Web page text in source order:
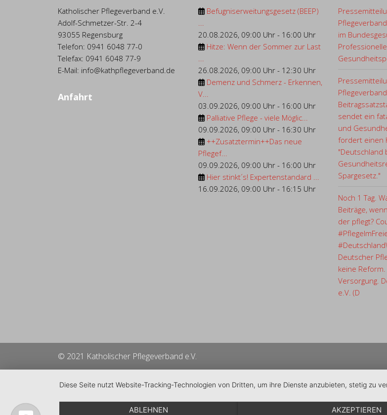
Katholischer Pflegeverband e.V.
Adolf-Schmetzer-Str. 2-4
93055 Regensburg
Telefon: 0941 6048 77-0
Telefax: 0941 6048 77-9
E-Mail: info@kathpflegeverband.de
Anfahrt
Befugniserweitungsgesetz (BEEP)
...
20.08.2026, 09:00 Uhr- 16:00 Uhr
Hitze: Wenn der Sommer zur Last
...
26.08.2026, 09:00 Uhr- 12:30 Uhr
Demenz und Schmerz - Erkennen,
V...
03.09.2026, 09:00 Uhr- 16:00 Uhr
Palliative Pflege - viele Möglic...
09.09.2026, 09:00 Uhr- 16:30 Uhr
++Zusatztermin++Das neue
Pflegef...
09.09.2026, 09:00 Uhr- 16:00 Uhr
Hier stinkt´s! Expertenstandard ...
16.09.2026, 09:00 Uhr- 16:15 Uhr
im
sendet ein
und
fordert einen
"Deutschland
Spargesetz."
Noch 1 Tag.
Beiträge,
der pflegt?
Deutscher
keine
Versorgung.
e.V. (D
© 2021 Katholischer Pflegeverband e.V.
Diese Seite nutzt Website-Tracking-Technologien von Dritten, um ihre Dienste anzubieten, stetig zu
ABLEHNEN AKZEPTIEREN